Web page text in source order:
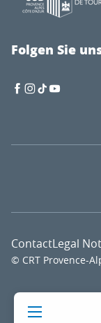
Folgen Sie
© CRT Provence-
ContactLegal